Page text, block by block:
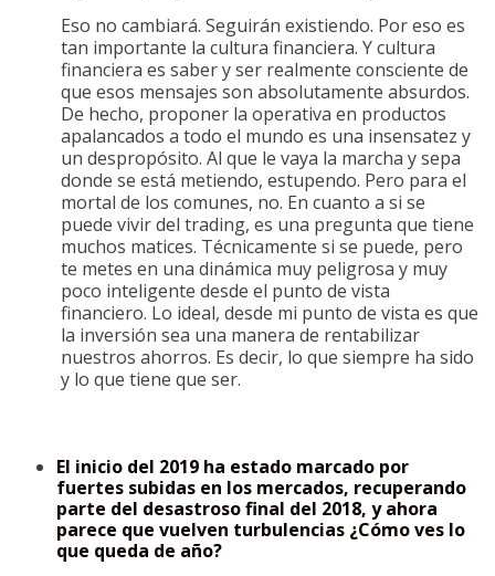
Eso no cambiará. Seguirán existiendo. Por eso es
tan importante la cultura financiera. Y cultura
financiera es saber y ser realmente consciente de
que esos mensajes son absolutamente absurdos.
De hecho, proponer la operativa en productos
apalancados a todo el mundo es una insensatez y
un despropósito. Al que le vaya la marcha y sepa
donde se está metiendo, estupendo. Pero para el
mortal de los comunes, no. En cuanto a si se
puede vivir del trading, es una pregunta que tiene
muchos matices. Técnicamente si se puede, pero
te metes en una dinámica muy peligrosa y muy
poco inteligente desde el punto de vista
financiero. Lo ideal, desde mi punto de vista es que
la inversión sea una manera de rentabilizar
nuestros ahorros. Es decir, lo que siempre ha sido
y lo que tiene que ser.
El inicio del 2019 ha estado marcado por
fuertes subidas en los mercados, recuperando
parte del desastroso final del 2018, y ahora
parece que vuelven turbulencias ¿Cómo ves lo
que queda de año?